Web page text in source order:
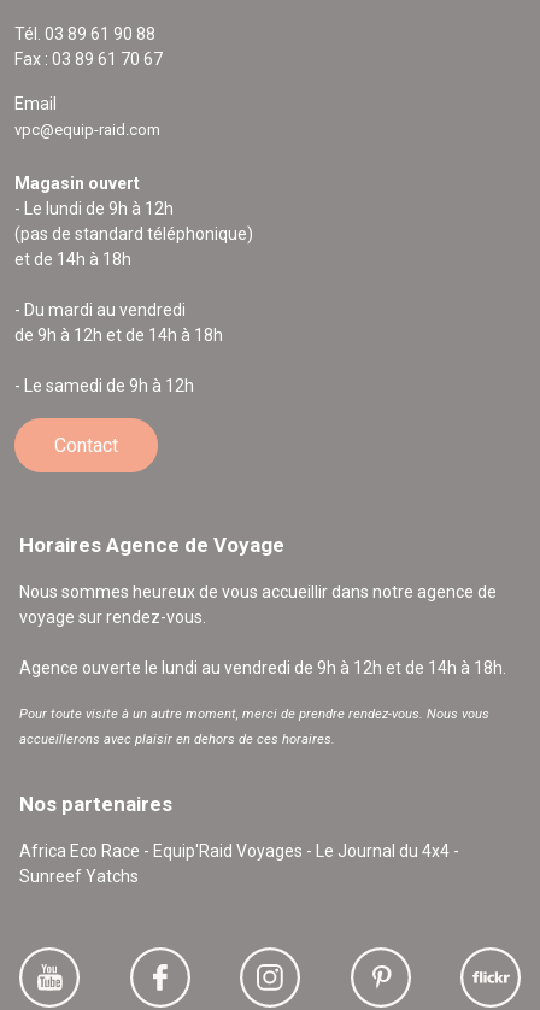
Tél. 03 89 61 90 88
Fax : 03 89 61 70 67
Email
vpc@equip-raid.com
Magasin ouvert
- Le lundi de 9h à 12h
(pas de standard téléphonique)
et de 14h à 18h
- Du mardi au vendredi
de 9h à 12h et de 14h à 18h
- Le samedi de 9h à 12h
Contact
Horaires Agence de Voyage
Nous sommes heureux de vous accueillir dans notre agence de
voyage sur rendez-vous.
Agence ouverte le lundi au vendredi de 9h à 12h et de 14h à 18h.
Pour toute visite à un autre moment, merci de prendre rendez-vous. Nous vous
accueillerons avec plaisir en dehors de ces horaires.
Nos partenaires
Africa Eco Race - Equip'Raid Voyages - Le Journal du 4x4 -
Sunreef Yatchs